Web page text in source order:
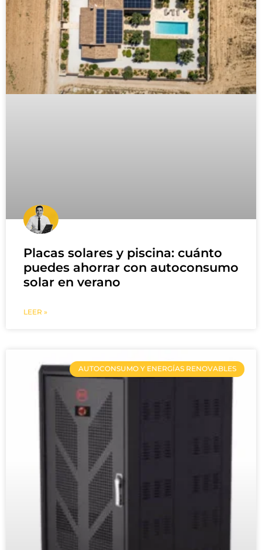
Placas solares y piscina: cuánto
puedes ahorrar con autoconsumo
solar en verano
LEER »
AUTOCONSUMO Y ENERGÍAS RENOVABLES